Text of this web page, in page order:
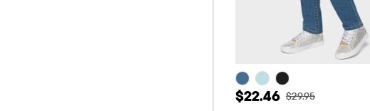
Prix ​​de vente: $22.46
$22.46 Prix ​​d'origine: $29.95
$29.95